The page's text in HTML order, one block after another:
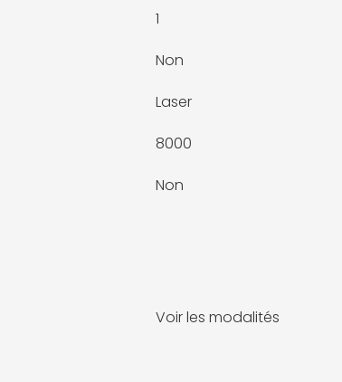
1
Non
Laser
8000
Non
Voir les modalités